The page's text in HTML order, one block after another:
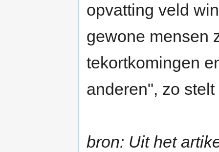
opvatting veld
gewone mensen
tekortkomingen
anderen", zo
bron: Uit het